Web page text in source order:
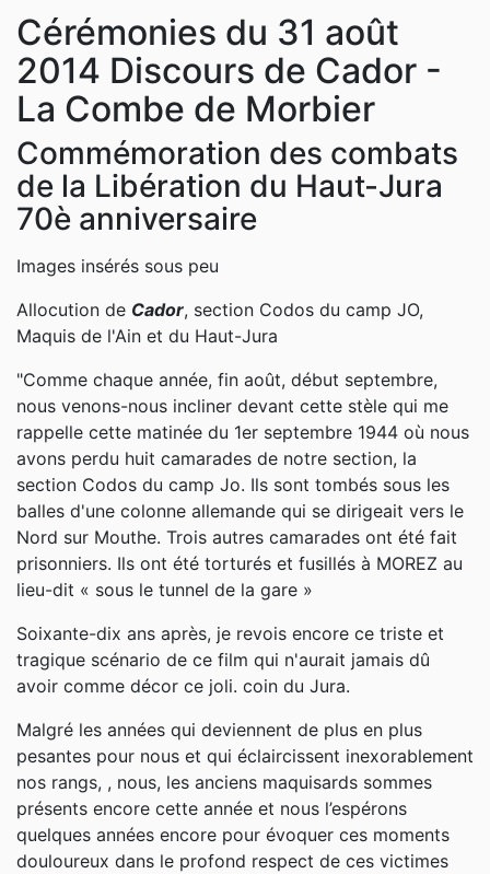
Cérémonies du 31 août
2014 Discours de Cador -
La Combe de Morbier
Commémoration des combats
de la Libération du Haut-Jura
70è anniversaire
Images insérés sous peu
Allocution de Cador, section Codos du camp JO,
Maquis de l'Ain et du Haut-Jura
"Comme chaque année, fin août, début septembre,
nous venons-nous incliner devant cette stèle qui me
rappelle cette matinée du 1er septembre 1944 où nous
avons perdu huit camarades de notre section, la
section Codos du camp Jo. Ils sont tombés sous les
balles d'une colonne allemande qui se dirigeait vers le
Nord sur Mouthe. Trois autres camarades ont été fait
prisonniers. Ils ont été torturés et fusillés à MOREZ au
lieu-dit « sous le tunnel de la gare »
Soixante-dix ans après, je revois encore ce triste et
tragique scénario de ce film qui n'aurait jamais dû
avoir comme décor ce joli. coin du Jura.
Malgré les années qui deviennent de plus en plus
pesantes pour nous et qui éclaircissent inexorablement
nos rangs, , nous, les anciens maquisards sommes
présents encore cette année et nous l’espérons
quelques années encore pour évoquer ces moments
douloureux dans le profond respect de ces victimes